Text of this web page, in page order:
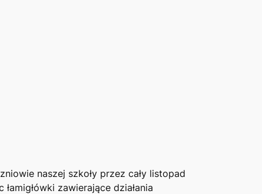
naszej szkoły przez cały listopad
zawierające działania